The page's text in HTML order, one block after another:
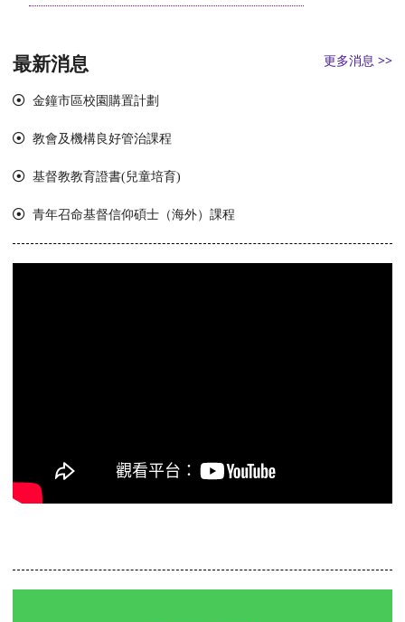
最新消息 更多消息 >>
金鐘市區校園購置計劃
教會及機構良好管治課程
基督教教育證書(兒童培育)
青年召命基督信仰碩士（海外）課程